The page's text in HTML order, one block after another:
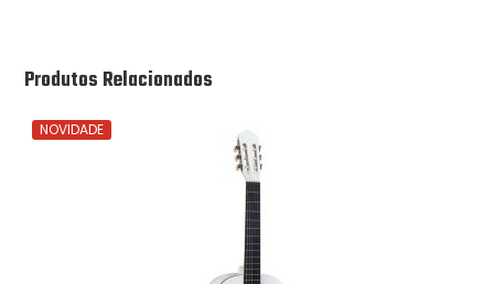
Produtos Relacionados
NOVIDADE